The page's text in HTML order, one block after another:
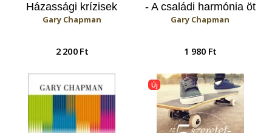
Házassági krízisek
megoldása
Gary Chapman
2 200 Ft
- A családi harmónia öt
jellemzője
Gary Chapman
1 980 Ft
Új